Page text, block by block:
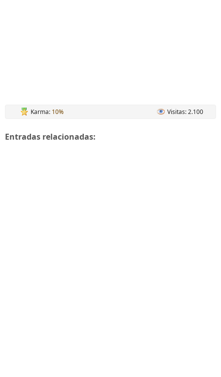
Karma: 10% Visitas: 2.100
Entradas relacionadas: